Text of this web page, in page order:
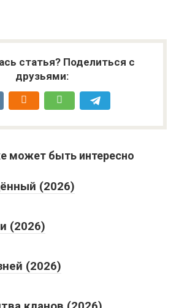
статья? Поделиться с
друзьями:
может быть интересно
(2026)
(2026)
(2026)